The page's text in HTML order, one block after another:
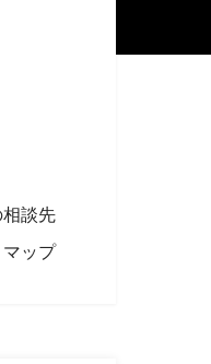
談先
ップ